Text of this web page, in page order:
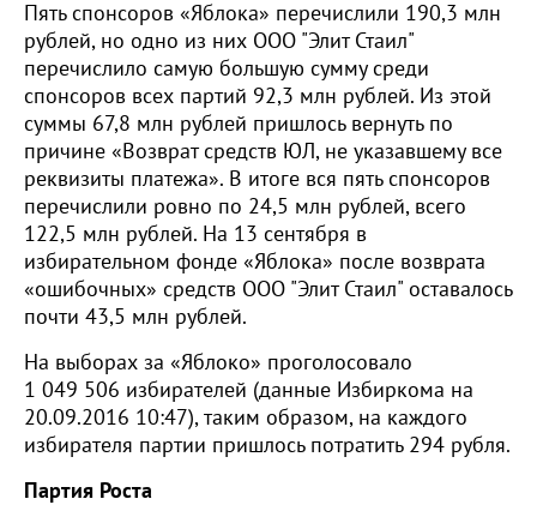
Пять спонсоров «Яблока» перечислили 190,3 млн
рублей, но одно из них ООО "Элит Стаил"
перечислило самую большую сумму среди
спонсоров всех партий 92,3 млн рублей. Из этой
суммы 67,8 млн рублей пришлось вернуть по
причине «Возврат средств ЮЛ, не указавшему все
реквизиты платежа». В итоге вся пять спонсоров
перечислили ровно по 24,5 млн рублей, всего
122,5 млн рублей. На 13 сентября в
избирательном фонде «Яблока» после возврата
«ошибочных» средств ООО "Элит Стаил" оставалось
почти 43,5 млн рублей.
На выборах за «Яблоко» проголосовало
1 049 506 избирателей (данные Избиркома на
20.09.2016 10:47), таким образом, на каждого
избирателя партии пришлось потратить 294 рубля.
Партия Роста